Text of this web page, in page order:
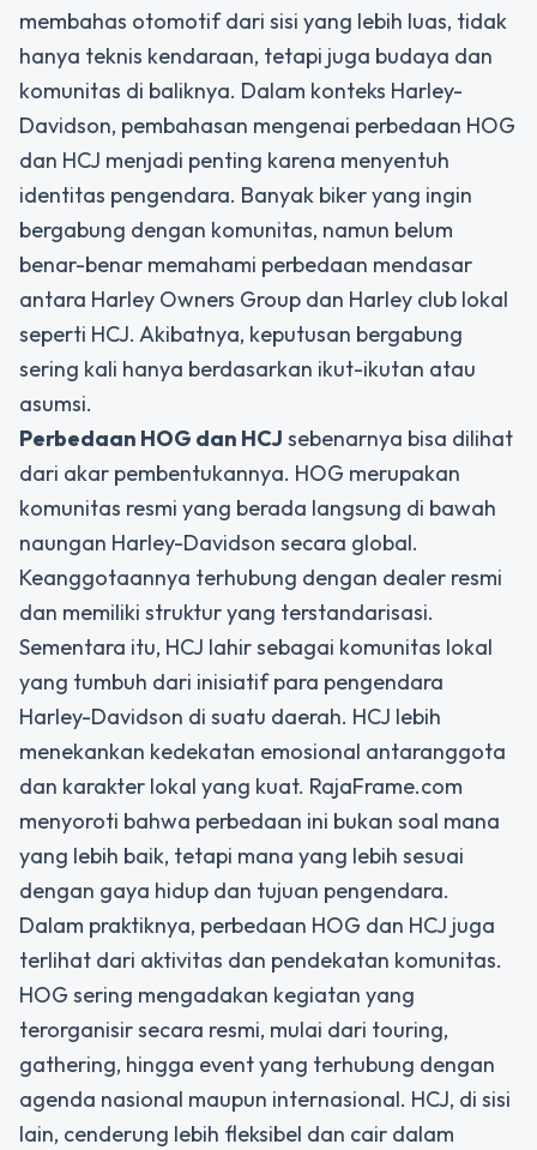
membahas otomotif dari sisi yang lebih luas, tidak
hanya teknis kendaraan, tetapi juga budaya dan
komunitas di baliknya. Dalam konteks Harley-
Davidson, pembahasan mengenai perbedaan HOG
dan HCJ menjadi penting karena menyentuh
identitas pengendara. Banyak biker yang ingin
bergabung dengan komunitas, namun belum
benar-benar memahami perbedaan mendasar
antara Harley Owners Group dan Harley club lokal
seperti HCJ. Akibatnya, keputusan bergabung
sering kali hanya berdasarkan ikut-ikutan atau
asumsi.
Perbedaan HOG dan HCJ sebenarnya bisa dilihat
dari akar pembentukannya. HOG merupakan
komunitas resmi yang berada langsung di bawah
naungan Harley-Davidson secara global.
Keanggotaannya terhubung dengan dealer resmi
dan memiliki struktur yang terstandarisasi.
Sementara itu, HCJ lahir sebagai komunitas lokal
yang tumbuh dari inisiatif para pengendara
Harley-Davidson di suatu daerah. HCJ lebih
menekankan kedekatan emosional antaranggota
dan karakter lokal yang kuat. RajaFrame.com
menyoroti bahwa perbedaan ini bukan soal mana
yang lebih baik, tetapi mana yang lebih sesuai
dengan gaya hidup dan tujuan pengendara.
Dalam praktiknya, perbedaan HOG dan HCJ juga
terlihat dari aktivitas dan pendekatan komunitas.
HOG sering mengadakan kegiatan yang
terorganisir secara resmi, mulai dari touring,
gathering, hingga event yang terhubung dengan
agenda nasional maupun internasional. HCJ, di sisi
lain, cenderung lebih fleksibel dan cair dalam